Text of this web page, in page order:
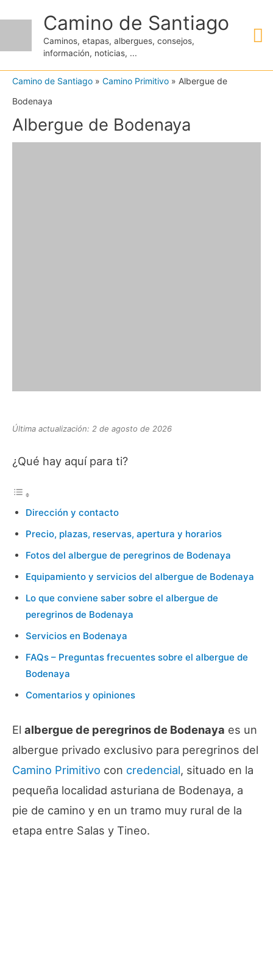
contenido
Camino de Santiago
Caminos, etapas, albergues, consejos,
información, noticias, ...
Camino de Santiago » Camino Primitivo » Albergue de
Bodenaya
Albergue de Bodenaya
Última actualización: 2 de agosto de 2026
¿Qué hay aquí para ti?
Dirección y contacto
Precio, plazas, reservas, apertura y horarios
Fotos del albergue de peregrinos de Bodenaya
Equipamiento y servicios del albergue de Bodenaya
Lo que conviene saber sobre el albergue de
peregrinos de Bodenaya
Servicios en Bodenaya
FAQs – Preguntas frecuentes sobre el albergue de
Bodenaya
Comentarios y opiniones
El albergue de peregrinos de Bodenaya es un
albergue privado exclusivo para peregrinos del
Camino Primitivo con credencial, situado en la
pequeña localidad asturiana de Bodenaya, a
pie de camino y en un tramo muy rural de la
etapa entre Salas y Tineo.